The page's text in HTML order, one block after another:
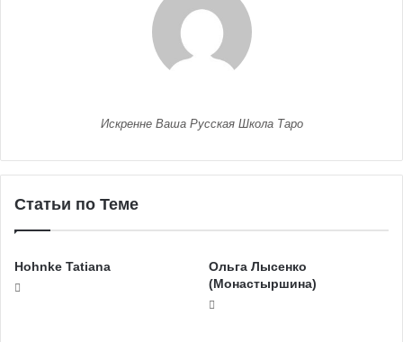
Искренне Ваша Русская Школа Таро
Статьи по Теме
Hohnke Tatiana
Ольга Лысенко
(Монастыршина)